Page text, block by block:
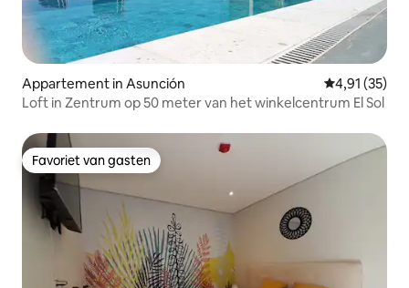
Appartement in Asunción Gemiddelde
4,91 (35)
Loft in Zentrum op 50 meter van het winkelcentrum El Sol
Favoriet van gasten
Favoriet van gasten